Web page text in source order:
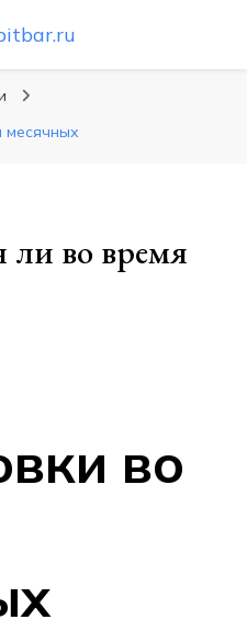
правильные
тренировок
месячных
ли во время
во